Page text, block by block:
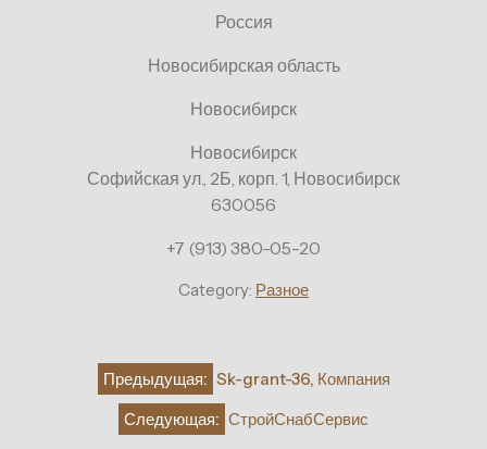
Россия
Новосибирская область
Новосибирск
Новосибирск
Софийская ул., 2Б, корп. 1, Новосибирск
630056
+7 (913) 380-05-20
Category: Разное
Навигация
записям
Предыдущая: Sk-grant-36, Компания
Следующая: СтройСнабСервис